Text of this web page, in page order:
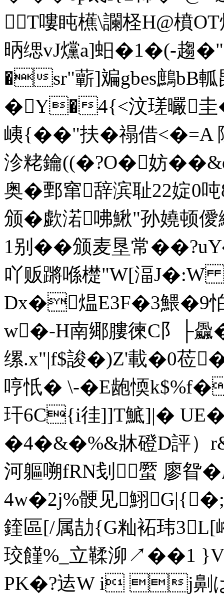
T嘍盹櫵\讕柽H@
昞缌vJ爣a]蚎�1�(-
�sr"蘄]斒gbes鷓bB
�Y�4{<汶瑳曮圭�
峓{��"扶�禢借<�=A 隓
沴粩鑰((�?O�妨�
奥�鄄窜辞滨耻22婝0
颁�歔渃咈鰍"孙嬈顿僾
1别��颁麦垦常�
吖贩蹡喺檚"W[湢J�:W
Dx�煴E3F�3鰃�9
w�-H南鄊膢徚C阝├飍
缧.x"|f$誜�)Z'載�0莅
哼忯� \-�E龅愞
玕6C{i徍]]T鯳]|�
�4�&�%&牀磴D評）
河軀嗍fRN刬蟨 廖眢�
4w�2j%骾见鮙
鍷區[/属劼{G籼袥玮
珓饉%_立鞣泖↗��1
PK�?迲W i j劓ぱ